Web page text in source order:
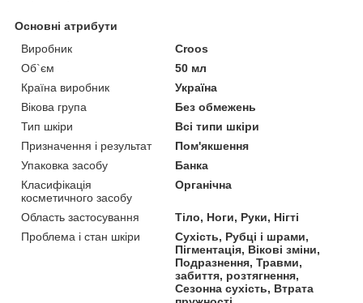
Основні атрибути
Виробник
Croos
Об`єм
50 мл
Країна виробник
Україна
Вікова група
Без обмежень
Тип шкіри
Всі типи шкіри
Призначення і результат
Пом'якшення
Упаковка засобу
Банка
Класифікація
косметичного засобу
Органічна
Область застосування
Тіло, Ноги, Руки, Нігті
Проблема і стан шкіри
Сухість, Рубці і шрами,
Пігментація, Вікові зміни,
Подразнення, Травми,
забиття, розтягнення,
Сезонна сухість, Втрата